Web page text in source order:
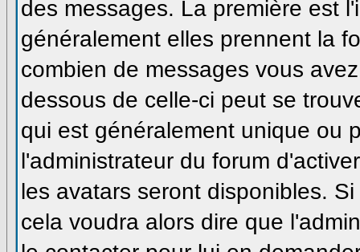
des messages. La première est
généralement elles prennent la
combien de messages vous
dessous de celle-ci peut se
qui est généralement unique ou
l'administrateur du forum
les avatars seront disponibles.
cela voudra alors dire que